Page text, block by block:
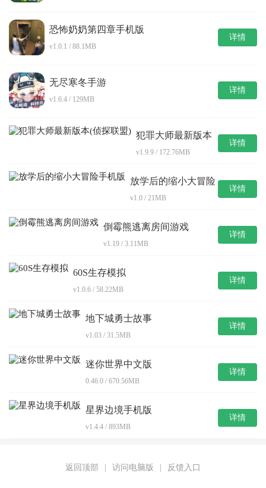
恐怖奶奶第四章手机版
v1.0.1 / 88.1MB
详情
无尽寒冬手游
v1.6.4 / 129MB
详情
犯罪大师最新版本
v1.9.9 / 172.76MB
详情
放学后的缩小大冒险
v1.0 / 21MB
详情
倒霉熊逃离房间游戏
v1.19 / 3.11MB
详情
60S生存模拟
v1.0.6 / 58.22MB
详情
地下城勇士故事
v1.03 / 31.5MB
详情
迷你世界中文版
0.46.0 / 670.56MB
详情
星界边境手机版
v1.4.4 / 893MB
详情
返回顶部 | 访问电脑版 | 反馈入口